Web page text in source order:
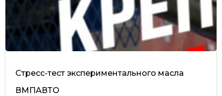
Стресс-тест экспериментального масла
ВМПАВТО